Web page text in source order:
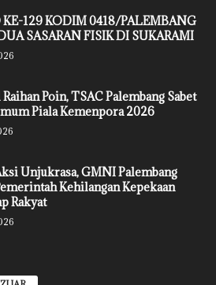
129 KODIM 0418/PALEMBANG
SASARAN FISIK DI SUKARAMI
Poin, TSAC Palembang Sabet
Piala Kemenpora 2026
Unjukrasa, GMNI Palembang
Kehilangan Kepekaan
Rakyat